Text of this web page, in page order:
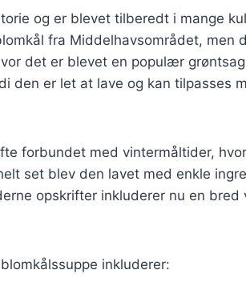
og er blevet tilberedt i mange
fra Middelhavsområdet, men
det er blevet en populær
den er let at lave og kan tilpasses
forbundet med vintermåltider,
set blev den lavet med enkle
opskrifter inkluderer nu en bred
inkluderer: